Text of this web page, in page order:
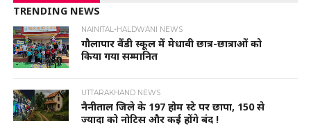
TRENDING NEWS
NAINITAL-HALDWANI NEWS
गौलापार वैंडी स्कूल में मेधावी छात्र-छात्राओं को
किया गया सम्मानित
UTTARAKHAND NEWS
नैनीताल जिले के 197 होम स्टे पर छापा, 150 से
ज्यादा को नोटिस और कई होंगे बंद !